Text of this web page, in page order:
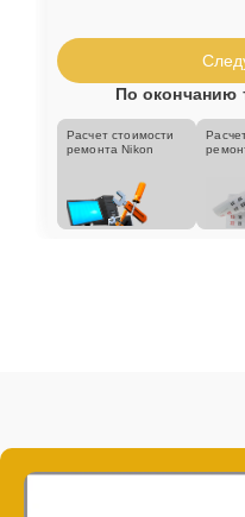
По окончанию
Расчет стоимости
ремонта Nikon